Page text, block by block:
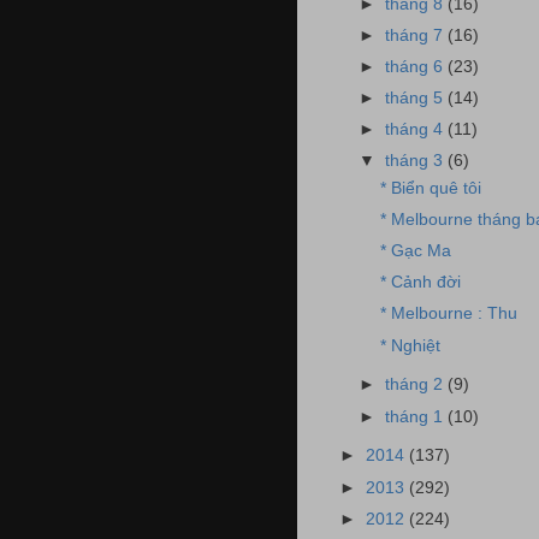
►tháng 8 (16)
►tháng 7 (16)
►tháng 6 (23)
►tháng 5 (14)
►tháng 4 (11)
▼tháng 3 (6)
* Biển quê tôi
* Melbourne tháng
* Gạc Ma
* Cảnh đời
* Melbourne : Thu
* Nghiệt
►tháng 2 (9)
►tháng 1 (10)
► 2014 (137)
► 2013 (292)
► 2012 (224)